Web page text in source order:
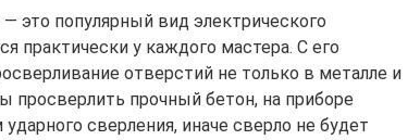
это популярный вид электрического
практически у каждого мастера. С его
отверстий не только в металле и
просверлить прочный бетон, на приборе
сверления, иначе сверло не будет